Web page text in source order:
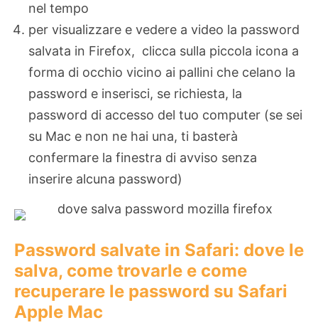
nel tempo
per visualizzare e vedere a video la password
salvata in Firefox, clicca sulla piccola icona a
forma di occhio vicino ai pallini che celano la
password e inserisci, se richiesta, la
password di accesso del tuo computer (se sei
su Mac e non ne hai una, ti basterà
confermare la finestra di avviso senza
inserire alcuna password)
Password salvate in Safari: dove le
salva, come trovarle e come
recuperare le password su Safari
Apple Mac